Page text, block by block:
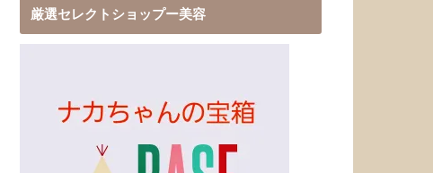
厳選セレクトショップー美容